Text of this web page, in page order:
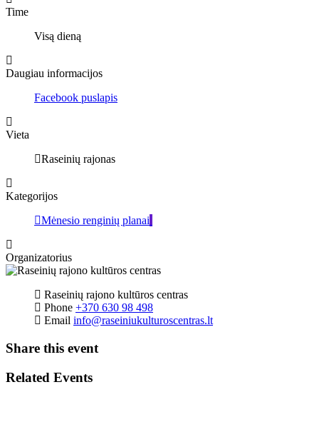
Time
Visą dieną
Daugiau informacijos
Facebook puslapis
Vieta
Raseinių rajonas
Kategorijos
Mėnesio renginių planai
Organizatorius
Raseinių rajono kultūros centras
Phone +370 630 98 498
Email info@raseiniukulturoscentras.lt
Share this event
Related Events